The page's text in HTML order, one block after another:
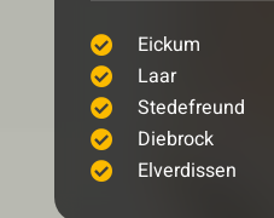
Eickum
Laar
Stedefreund
Diebrock
Elverdissen